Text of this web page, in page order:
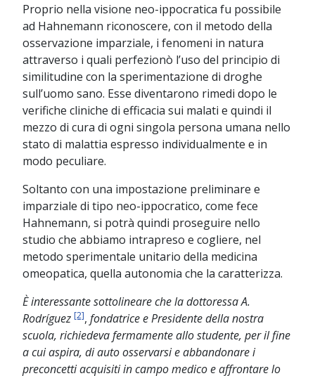
Proprio nella visione neo-ippocratica fu possibile
ad Hahnemann riconoscere, con il metodo della
osservazione imparziale, i fenomeni in natura
attraverso i quali perfezionò l’uso del principio di
similitudine con la sperimentazione di droghe
sull’uomo sano. Esse diventarono rimedi dopo le
verifiche cliniche di efficacia sui malati e quindi il
mezzo di cura di ogni singola persona umana nello
stato di malattia espresso individualmente e in
modo peculiare.
Soltanto con una impostazione preliminare e
imparziale di tipo neo-ippocratico, come fece
Hahnemann, si potrà quindi proseguire nello
studio che abbiamo intrapreso e cogliere, nel
metodo sperimentale unitario della medicina
omeopatica, quella autonomia che la caratterizza.
È interessante sottolineare che la dottoressa A.
Rodríguez [2], fondatrice e Presidente della nostra
scuola, richiedeva fermamente allo studente, per il fine
a cui aspira, di auto osservarsi e abbandonare i
preconcetti acquisiti in campo medico e affrontare lo